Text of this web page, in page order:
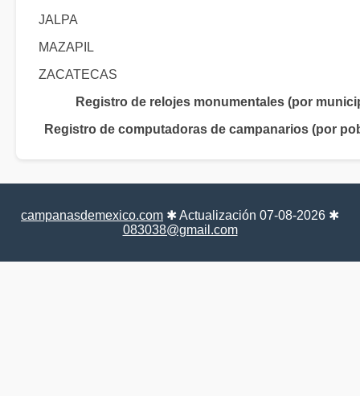
JALPA
MAZAPIL
ZACATECAS
Registro de relojes monumentales (por
Registro de computadoras de campanarios (por
campanasdemexico.com ✱ Actualización 07-08-2026 ✱
083038@gmail.com